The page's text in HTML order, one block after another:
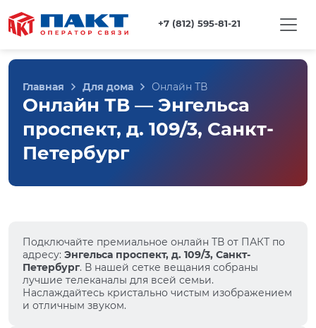
+7 (812) 595-81-21
Главная Для дома Онлайн ТВ
Онлайн ТВ — Энгельса
проспект, д. 109/3, Санкт-
Петербург
Подключайте премиальное онлайн ТВ от ПАКТ по
адресу: Энгельса проспект, д. 109/3, Санкт-
Петербург. В нашей сетке вещания собраны
лучшие телеканалы для всей семьи.
Наслаждайтесь кристально чистым изображением
и отличным звуком.